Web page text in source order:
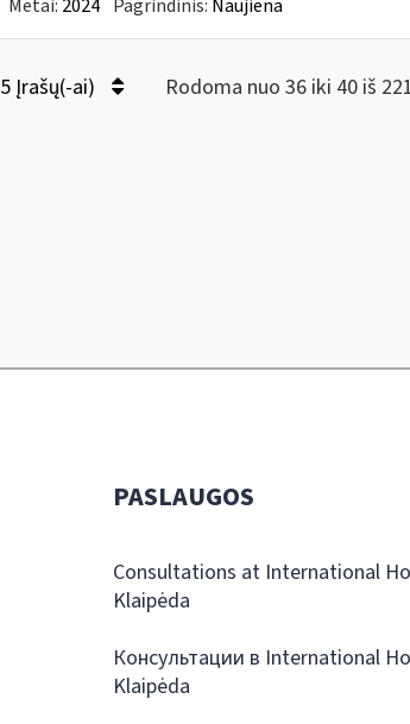
Metai: 2024 Pagrindinis: Naujiena
5 Įrašų(-ai) Rodoma nuo 36 iki 40 iš
PASLAUGOS
Consultations at International
Klaipėda
Консультации в International
Klaipėda